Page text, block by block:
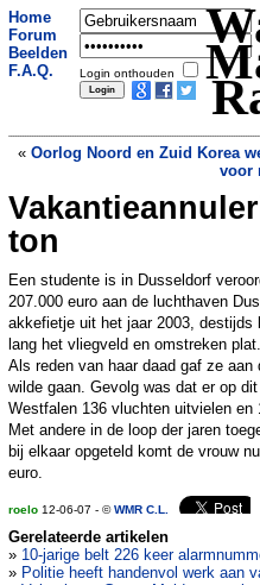
Home
Forum
Beelden
F.A.Q.
Login onthouden
« Oorlog Noord en Zuid Korea
voor
ton
Een studente is in Dusseldorf
207.000 euro aan de luchthaven
akkefietje uit het jaar 2003, destijds
lang het vliegveld en omstreken plat.
Als reden van haar daad gaf ze
wilde gaan. Gevolg was dat er op
Westfalen 136 vluchten uitvielen en
Met andere in de loop der jaren
bij elkaar opgeteld komt de vrouw
euro.
roelo 12-06-07 - ©WMR C.L.
Gerelateerde artikelen
» 10-jarige belt 226 keer
» Politie heeft handenvol werk aan